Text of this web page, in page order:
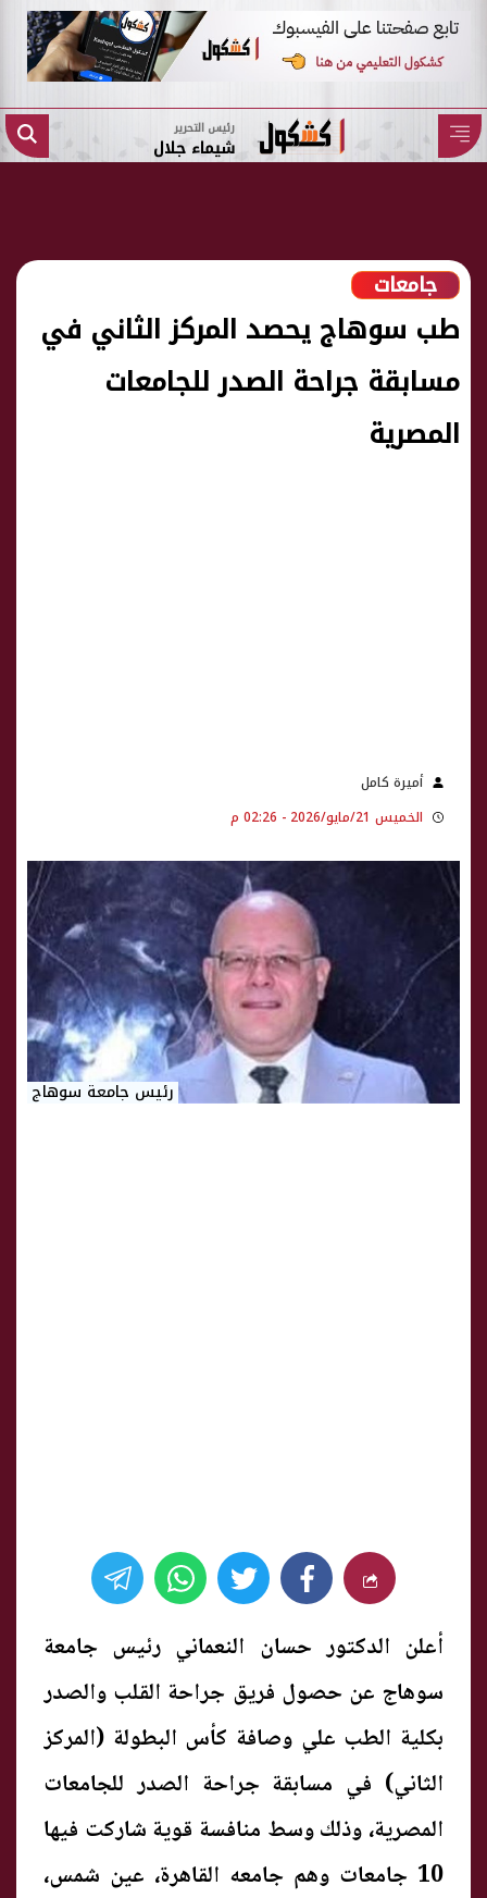
رئيس التحرير
شيماء جلال
جامعات
طب سوهاج يحصد المركز الثاني في
مسابقة جراحة الصدر للجامعات
المصرية
أميرة كامل
الخميس 21/مايو/2026 - 02:26 م
رئيس جامعة سوهاج
أعلن الدكتور حسان النعماني رئيس جامعة
سوهاج عن حصول فريق جراحة القلب والصدر
بكلية الطب علي وصافة كأس البطولة (المركز
الثاني) في مسابقة جراحة الصدر للجامعات
المصرية، وذلك وسط منافسة قوية شاركت فيها
10 جامعات وهم جامعه القاهرة، عين شمس،